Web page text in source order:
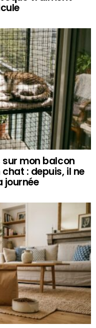
sur mon balcon
: depuis, il ne
journée